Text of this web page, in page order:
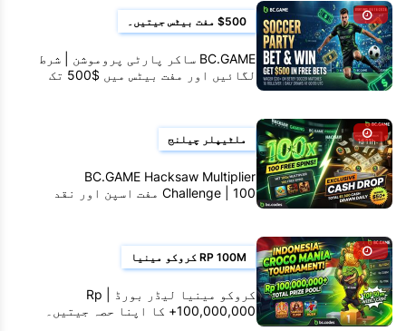
$500 مفت بیٹس جیتیں۔
BC.GAME ساکر پارٹی پروموشن | شرط
لگائیں اور مفت بیٹس میں $500 تک
ملٹیپلر چیلنج
BC.GAME Hacksaw Multiplier
Challenge | 100 مفت اسپن اور نقد
RP 100M کروکو مینیا
کروکو مینیا لیڈر بورڈ | Rp
100,000,000+ کا اپنا حصہ جیتیں۔